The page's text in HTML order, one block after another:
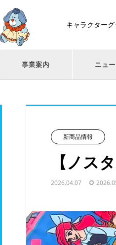
キャラクター
事業案内 ニュ
新商品情報
【ノス
2026.04.07